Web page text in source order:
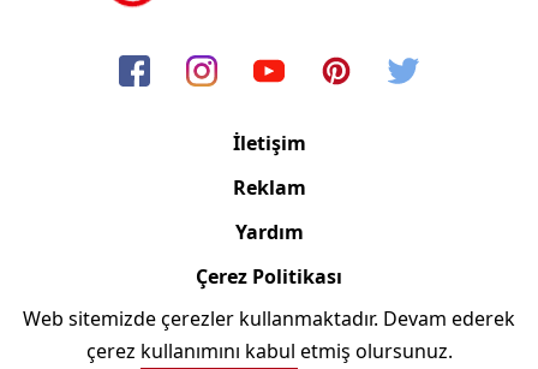
İletişim
Reklam
Yardım
Çerez Politikası
Copyright © 2006/2024 Canlimobeseizle.com
Web sitemizde çerezler kullanmaktadır. Devam ederek
çerez kullanımını kabul etmiş olursunuz.